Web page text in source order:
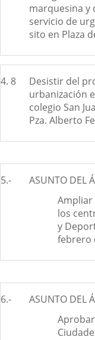
marquesina y
servicio de
sito en Plaza
4. 8
Desistir del
urbanización
colegio San
Pza. Alberto
5.- ASUNTO DEL
Ampliar
los
y
febrero
6.- ASUNTO DEL